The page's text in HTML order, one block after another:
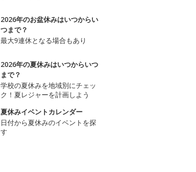
2026年のお盆休みはいつからい
つまで？
最大9連休となる場合もあり
2026年の夏休みはいつからいつ
まで？
学校の夏休みを地域別にチェッ
ク！夏レジャーを計画しよう
夏休みイベントカレンダー
日付から夏休みのイベントを探
す